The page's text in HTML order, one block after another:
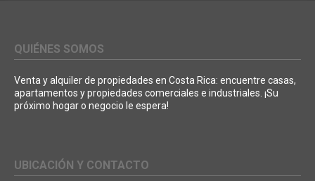
QUIÉNES SOMOS
Venta y alquiler de propiedades en Costa Rica: encuentre casas,
apartamentos y propiedades comerciales e industriales. ¡Su
próximo hogar o negocio le espera!
UBICACIÓN Y CONTACTO